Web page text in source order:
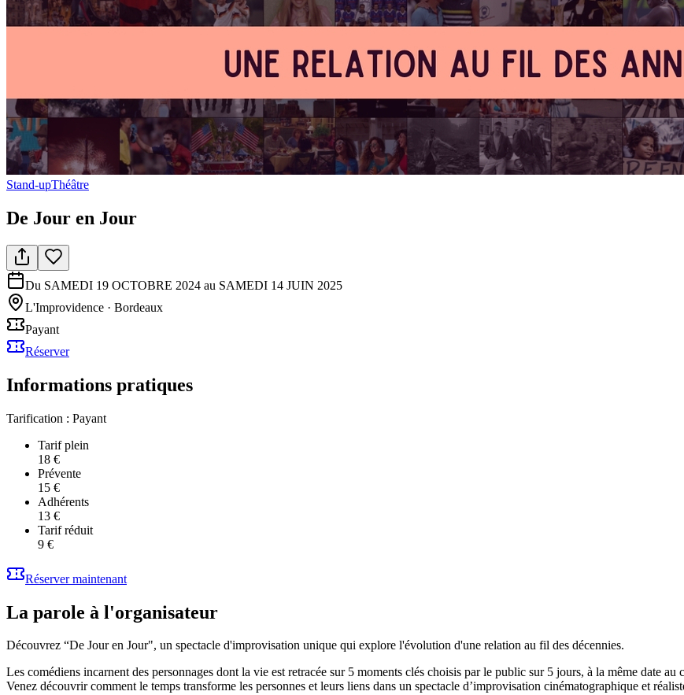
Stand-upThéâtre
De Jour en Jour
Du SAMEDI 19 OCTOBRE 2024 au SAMEDI 14 JUIN 2025
L'Improvidence · Bordeaux
Payant
Réserver
Informations pratiques
Tarification : Payant
Tarif plein
18 €
Prévente
15 €
Adhérents
13 €
Tarif réduit
9 €
Réserver maintenant
La parole à l'organisateur
Découvrez “De Jour en Jour", un spectacle d'improvisation unique qui explore l'évolution d'une relation au fil des décennies.
Les comédiens incarnent des personnages dont la vie est retracée sur 5 moments clés choisis par le public sur 5 jours, à la même date au
Venez découvrir comment le temps transforme les personnes et leurs liens dans un spectacle d’improvisation cinématographique et